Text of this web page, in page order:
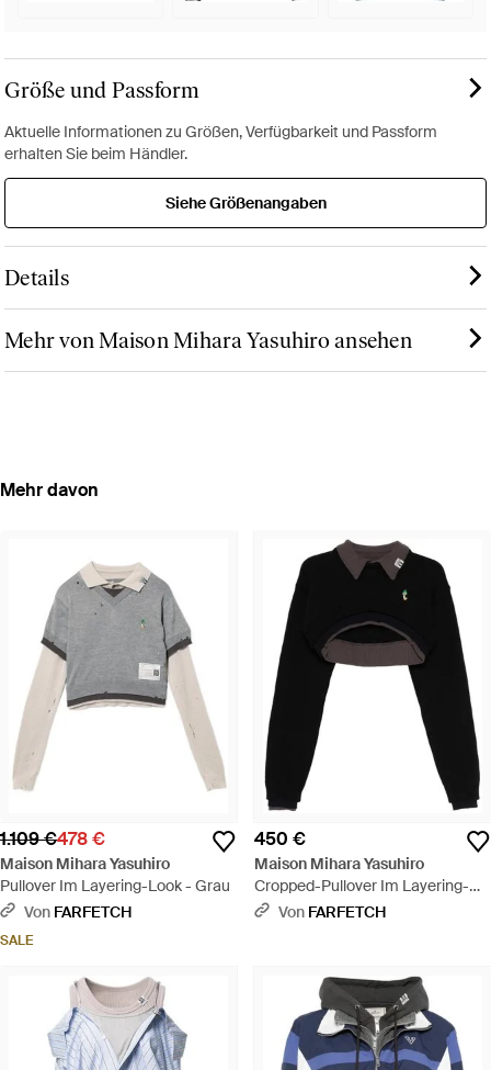
Größe und Passform
Aktuelle Informationen zu Größen, Verfügbarkeit und Passform
erhalten Sie beim Händler.
Siehe Größenangaben
Details
Mehr von Maison Mihara Yasuhiro ansehen
Mehr davon
1.109 €478 €
Maison Mihara Yasuhiro
Pullover Im Layering-Look - Grau
Von FARFETCH
SALE
450 €
Maison Mihara Yasuhiro
Cropped-Pullover Im Layering-
Look - Schwarz
Von FARFETCH